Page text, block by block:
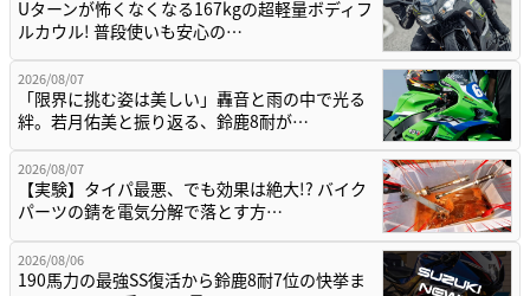
Uターンが怖くなくなる167kgの超軽量ボディフ
ルカウル! 普段使いも安心の…
2026/08/07
「限界に挑む姿は美しい」轟音と雨の中で光る
絆。若月佑美と振り返る、鈴鹿8耐が…
2026/08/07
【実験】タイパ最悪、でも効果は絶大!? バイク
パーツの錆を電気分解で落とす方…
2026/08/06
190馬力の最強SS復活から鈴鹿8耐7位の快挙ま